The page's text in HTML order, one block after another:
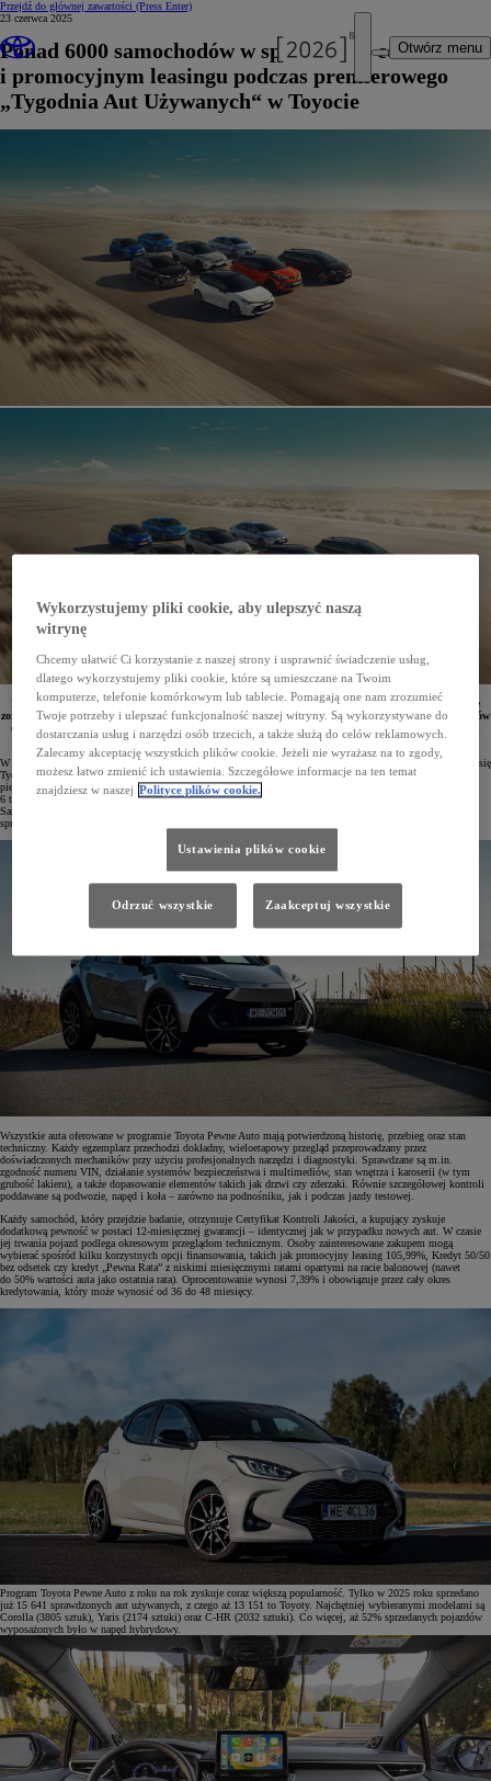
Przejdź do głównej zawartości (Press Enter)
Otwórz menu
23 czerwca 2025
Ponad 6000 samochodów w specjalnych cenach
i promocyjnym leasingu podczas premierowego
„Tygodnia Aut Używanych“ w Toyocie
Pomiędzy 23 a 29 czerwca w całej sieci dilerskiej Toyoty oraz w stacjach Toyota Pewne Auto zostanie
zorganizowany Tydzień Aut Używanych. Kupujący będą mogli skorzystać z bogatego wyboru pojazdów
objętych gwarancją, oferowanych w korzystnych cenach oraz z możliwością finansowania w ramach
promocyjnego leasingu.
W dniach od 23 do 29 czerwca we wszystkich salonach Toyoty oraz w stacjach Toyota Pewne Auto odbędzie się
Tydzień Aut Używanych. To wydarzenie inspirowane formatem znanym z premier nowych modeli, a po raz
pierwszy poświęcone samochodom z rynku wtórnego. Z tej okazji w całej Polsce przygotowano ponad
6 tysięcy wyselekcjonowanych pojazdów, a klienci mogą skorzystać z atrakcyjnych opcji finansowania.
Samochody dostępne w ramach akcji znaleźć można w 83 salonach Toyoty oraz 8 specjalistycznych punktach
sprzedaży aut używanych.
Wszystkie auta oferowane w programie Toyota Pewne Auto mają potwierdzoną historię, przebieg oraz stan
techniczny. Każdy egzemplarz przechodzi dokładny, wieloetapowy przegląd przeprowadzany przez
doświadczonych mechaników przy użyciu profesjonalnych narzędzi i diagnostyki. Sprawdzane są m.in.
zgodność numeru VIN, działanie systemów bezpieczeństwa i multimediów, stan wnętrza i karoserii (w tym
grubość lakieru), a także dopasowanie elementów takich jak drzwi czy zderzaki. Równie szczegółowej kontroli
poddawane są podwozie, napęd i koła – zarówno na podnośniku, jak i podczas jazdy testowej.
Każdy samochód, który przejdzie badanie, otrzymuje Certyfikat Kontroli Jakości, a kupujący zyskuje
dodatkową pewność w postaci 12-miesięcznej gwarancji – identycznej jak w przypadku nowych aut. W czasie
jej trwania pojazd podlega okresowym przeglądom technicznym. Osoby zainteresowane zakupem mogą
wybierać spośród kilku korzystnych opcji finansowania, takich jak promocyjny leasing 105,99%, Kredyt 50/50
bez odsetek czy kredyt „Pewna Rata” z niskimi miesięcznymi ratami opartymi na racie balonowej (nawet
do 50% wartości auta jako ostatnia rata). Oprocentowanie wynosi 7,39% i obowiązuje przez cały okres
kredytowania, który może wynosić od 36 do 48 miesięcy.
Program Toyota Pewne Auto z roku na rok zyskuje coraz większą popularność. Tylko w 2025 roku sprzedano
już 15 641 sprawdzonych aut używanych, z czego aż 13 151 to Toyoty. Najchętniej wybieranymi modelami są
Corolla (3805 sztuk), Yaris (2174 sztuki) oraz C-HR (2032 sztuki). Co więcej, aż 52% sprzedanych pojazdów
wyposażonych było w napęd hybrydowy.
Wykorzystujemy pliki cookie, aby ulepszyć naszą
witrynę
Chcemy ułatwić Ci korzystanie z naszej strony i usprawnić świadczenie usług,
dlatego wykorzystujemy pliki cookie, które są umieszczane na Twoim
komputerze, telefonie komórkowym lub tablecie. Pomagają one nam zrozumieć
Twoje potrzeby i ulepszać funkcjonalność naszej witryny. Są wykorzystywane do
dostarczania usług i narzędzi osób trzecich, a także służą do celów reklamowych.
Zalecamy akceptację wszystkich plików cookie. Jeżeli nie wyrażasz na to zgody,
możesz łatwo zmienić ich ustawienia. Szczegółowe informacje na ten temat
znajdziesz w naszej Polityce plików cookie.
Ustawienia plików cookie
Odrzuć wszystkie Zaakceptuj wszystkie